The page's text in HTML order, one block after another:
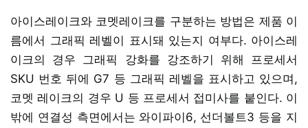
아이스레이크와 코멧레이크를 구분하는 방법은 제품 이
름에서 그래픽 레벨이 표시돼 있는지 여부다. 아이스레
이크의 경우 그래픽 강화를 강조하기 위해 프로세서
SKU 번호 뒤에 G7 등 그래픽 레벨을 표시하고 있으며,
코멧 레이크의 경우 U 등 프로세서 접미사를 붙인다. 이
밖에 연결성 측면에서는 와이파이6, 선더볼트3 등을 지